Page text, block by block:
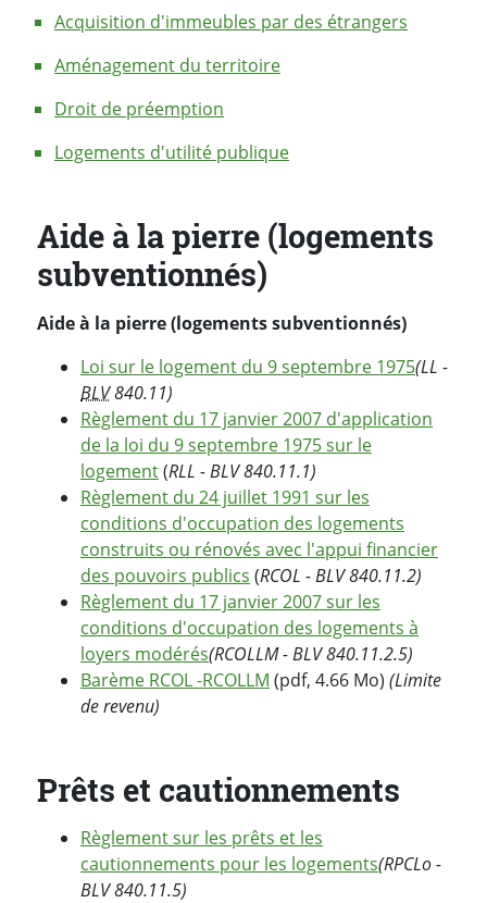
Acquisition d'immeubles par des étrangers
Aménagement du territoire
Droit de préemption
Logements d'utilité publique
Aide à la pierre (logements
subventionnés)
Aide à la pierre (logements subventionnés)
Loi sur le logement du 9 septembre 1975(LL -
BLV840.11)
Règlement du 17 janvier 2007 d'application
de la loi du 9 septembre 1975 sur le
logement(RLL - BLV 840.11.1)
Règlement du 24 juillet 1991 sur les
conditions d'occupation des logements
construits ou rénovés avec l'appui financier
des pouvoirs publics (RCOL - BLV 840.11.2)
Règlement du 17 janvier 2007 sur les
conditions d'occupation des logements à
loyers modérés(RCOLLM - BLV 840.11.2.5)
Barème RCOL -RCOLLM (pdf, 4.66 Mo) (Limite
de revenu)
Prêts et cautionnements
Règlement sur les prêts et les
cautionnements pour les logements(RPCLo -
BLV 840.11.5)